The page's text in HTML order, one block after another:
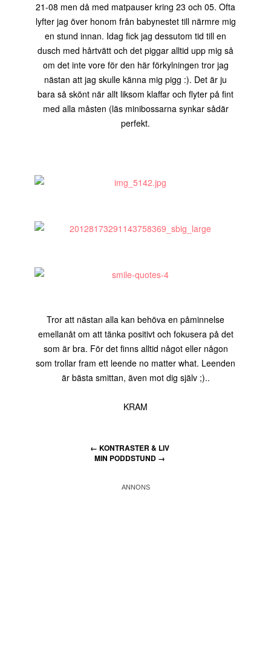
21-08 men då med matpauser kring 23 och 05. Ofta
lyfter jag över honom från babynestet till närmre mig
en stund innan. Idag fick jag dessutom tid till en
dusch med hårtvätt och det piggar alltid upp mig så
om det inte vore för den här förkylningen tror jag
nästan att jag skulle känna mig pigg :). Det är ju
bara så skönt när allt liksom klaffar och flyter på fint
med alla måsten (läs minibossarna synkar sådär
perfekt.
Tror att nästan alla kan behöva en påminnelse
emellanåt om att tänka positivt och fokusera på det
som är bra. För det finns alltid något eller någon
som trollar fram ett leende no matter what. Leenden
är bästa smittan, även mot dig själv ;)..
KRAM
← KONTRASTER & LIV
MIN PODDSTUND →